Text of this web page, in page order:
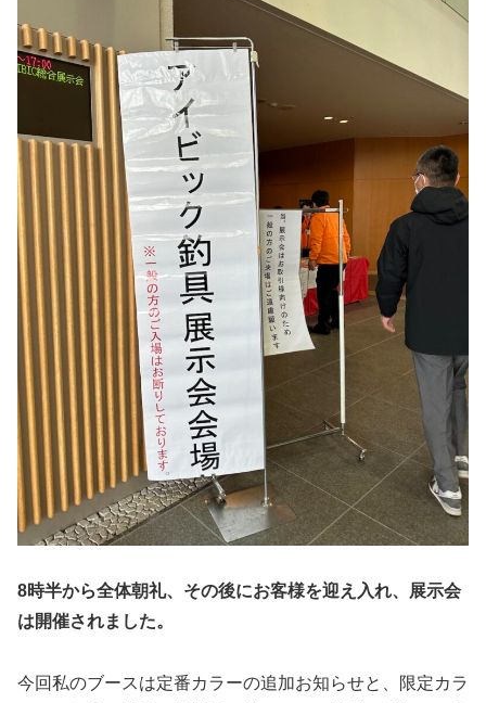
8時半から全体朝礼、その後にお客様を迎え入れ、展示会
は開催されました。
今回私のブースは定番カラーの追加お知らせと、限定カラ